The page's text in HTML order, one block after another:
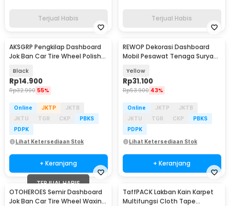
Terjual Habis Terjual Habis
AKSGRP Pengkilap Dashboard
Jok Ban Car Tire Wheel Polish
Black
Rp14.900
Rp32.900 55%
Online JKTP
JKTB
JKTU
TGR CKP
PBKS
PDPK
Lihat Ketersediaan Stok
+ Keranjang
REWOP Dekorasi Dashboard
Mobil Pesawat Tenaga Surya
Yellow
Rp31.100
Rp53.900 43%
Online JKTP
JKTB
JKTU
TGR CKP
PBKS
PDPK
Lihat Ketersediaan Stok
+ Keranjang
TERJUAL HABIS
OTOHEROES Semir Dashboard
Jok Ban Car Tire Wheel Waxing
TaffPACK Lakban Kain Karpet
Multifungsi Cloth Tape